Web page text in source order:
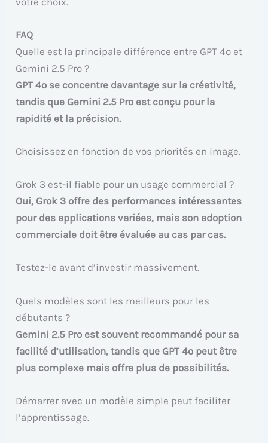
FAQ
Quelle est la principale différence entre GPT 4o et
Gemini 2.5 Pro ?
GPT 4o se concentre davantage sur la créativité,
tandis que Gemini 2.5 Pro est conçu pour la
rapidité et la précision.
Choisissez en fonction de vos priorités en image.
Grok 3 est-il fiable pour un usage commercial ?
Oui, Grok 3 offre des performances intéressantes
pour des applications variées, mais son adoption
commerciale doit être évaluée au cas par cas.
Testez-le avant d’investir massivement.
Quels modèles sont les meilleurs pour les
débutants ?
Gemini 2.5 Pro est souvent recommandé pour sa
facilité d’utilisation, tandis que GPT 4o peut être
plus complexe mais offre plus de possibilités.
Démarrer avec un modèle simple peut faciliter
l’apprentissage.